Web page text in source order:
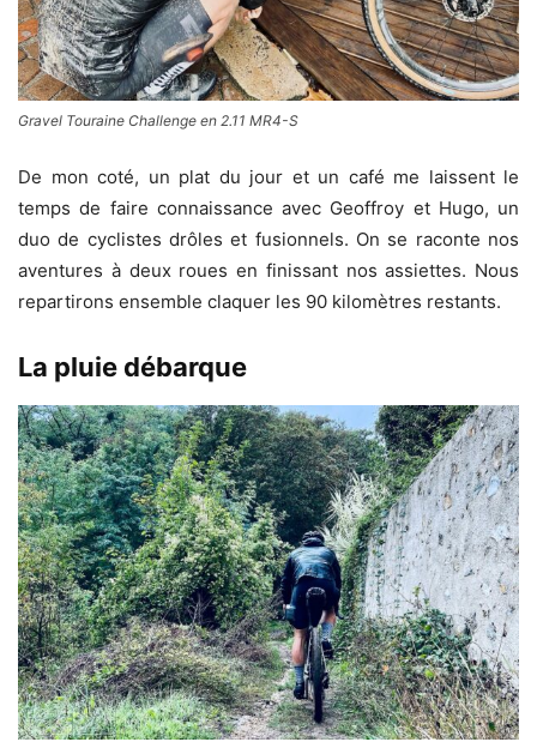
Gravel Touraine Challenge en 2.11 MR4-S
De mon coté, un plat du jour et un café me laissent le
temps de faire connaissance avec Geoffroy et Hugo, un
duo de cyclistes drôles et fusionnels. On se raconte nos
aventures à deux roues en finissant nos assiettes. Nous
repartirons ensemble claquer les 90 kilomètres restants.
La pluie débarque